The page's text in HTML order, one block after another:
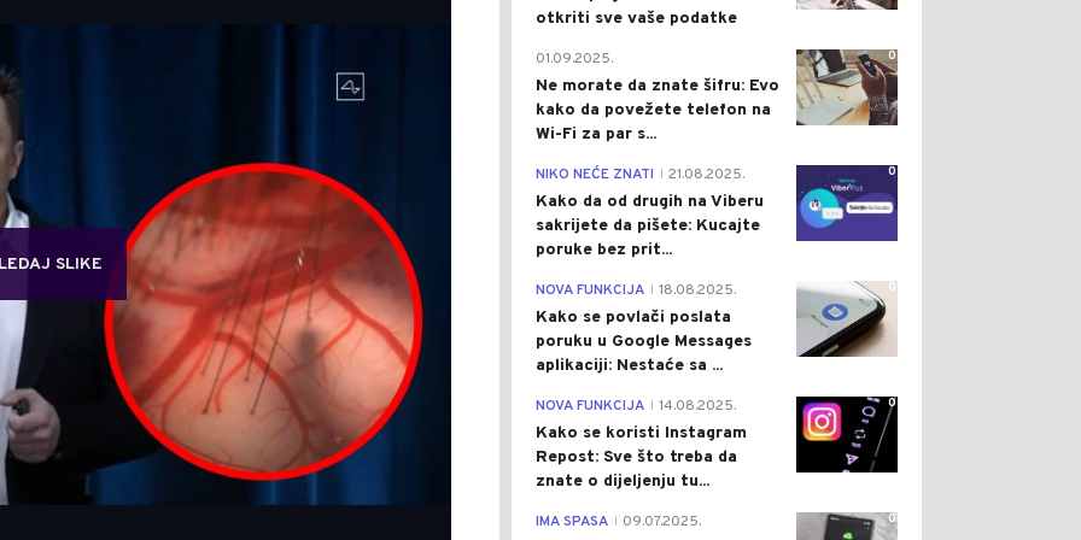
SLIKE
otkriti sve vaše podatke
0
01.09.2025.
Ne morate da znate šifru: Evo
kako da povežete telefon na
Wi-Fi za par s...
0
NIKO NEĆE ZNATI 21.08.2025.
Kako da od drugih na Viberu
sakrijete da pišete: Kucajte
poruke bez prit...
0
NOVA FUNKCIJA 18.08.2025.
Kako se povlači poslata
poruku u Google Messages
aplikaciji: Nestaće sa ...
0
NOVA FUNKCIJA 14.08.2025.
Kako se koristi Instagram
Repost: Sve što treba da
znate o dijeljenju tu...
0
IMA SPASA 09.07.2025.